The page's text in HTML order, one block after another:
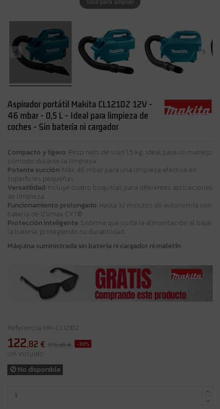
Aspirador portátil Makita CL121DZ 12V -
46 mbar - 0,5 L - Ideal para limpieza de
coches - Sin batería ni cargador
Compacto y ligero : Peso neto de solo 1,5 kg, ideal para un manejo
cómodo durante la limpieza.
Potente succión : Máx. 46 mbar para una limpieza efectiva en
superficies pequeñas.
Versatilidad : Incluye cuatro boquillas para diferentes aplicaciones
de limpieza.
Funcionamiento prolongado : Hasta 32 minutos de autonomía con
batería de 12Vmax CXT®.
Protección inteligente : Sistema que corta la alimentación al bajar
la batería, protegiendo su durabilidad.
Máquina suministrada sin batería ni cargador ni maletín
Referencia MK-CL121DZ
122,82 € 175,45 € -30%
IVA incluido
No disponible